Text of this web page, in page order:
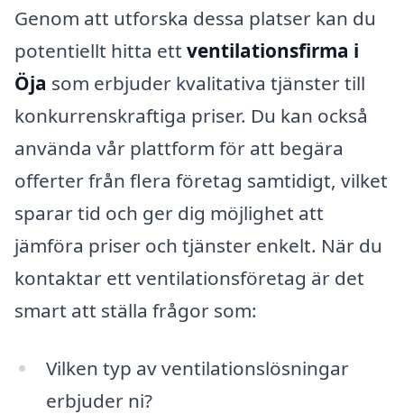
Genom att utforska dessa platser kan du
potentiellt hitta ett ventilationsfirma i
Öja som erbjuder kvalitativa tjänster till
konkurrenskraftiga priser. Du kan också
använda vår plattform för att begära
offerter från flera företag samtidigt, vilket
sparar tid och ger dig möjlighet att
jämföra priser och tjänster enkelt. När du
kontaktar ett ventilationsföretag är det
smart att ställa frågor som:
Vilken typ av ventilationslösningar
erbjuder ni?